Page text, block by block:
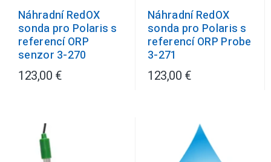
Náhradní RedOX
sonda pro Polaris s
referencí ORP
senzor 3-270
123,00 €
Náhradní RedOX
sonda pro Polaris s
referencí ORP Probe
3-271
123,00 €